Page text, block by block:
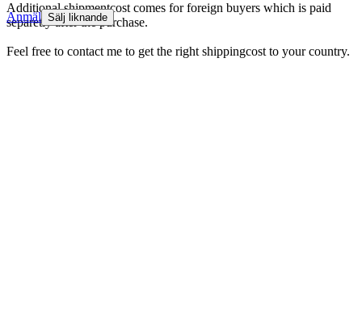
Additional shipmentcost comes for foreign buyers which is paid
separetly after the purchase.
Feel free to contact me to get the right shippingcost to your country.
Anmäl Sälj liknande